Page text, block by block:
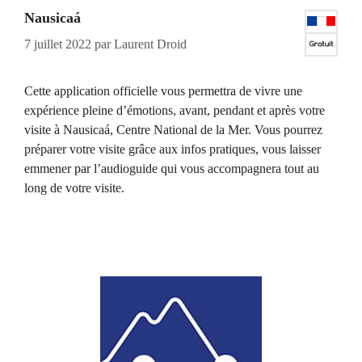
Nausicaá
7 juillet 2022 parLaurent Droid
Cette application officielle vous permettra de vivre une
expérience pleine d’émotions, avant, pendant et après votre
visite à Nausicaá, Centre National de la Mer. Vous pourrez
préparer votre visite grâce aux infos pratiques, vous laisser
emmener par l’audioguide qui vous accompagnera tout au
long de votre visite.